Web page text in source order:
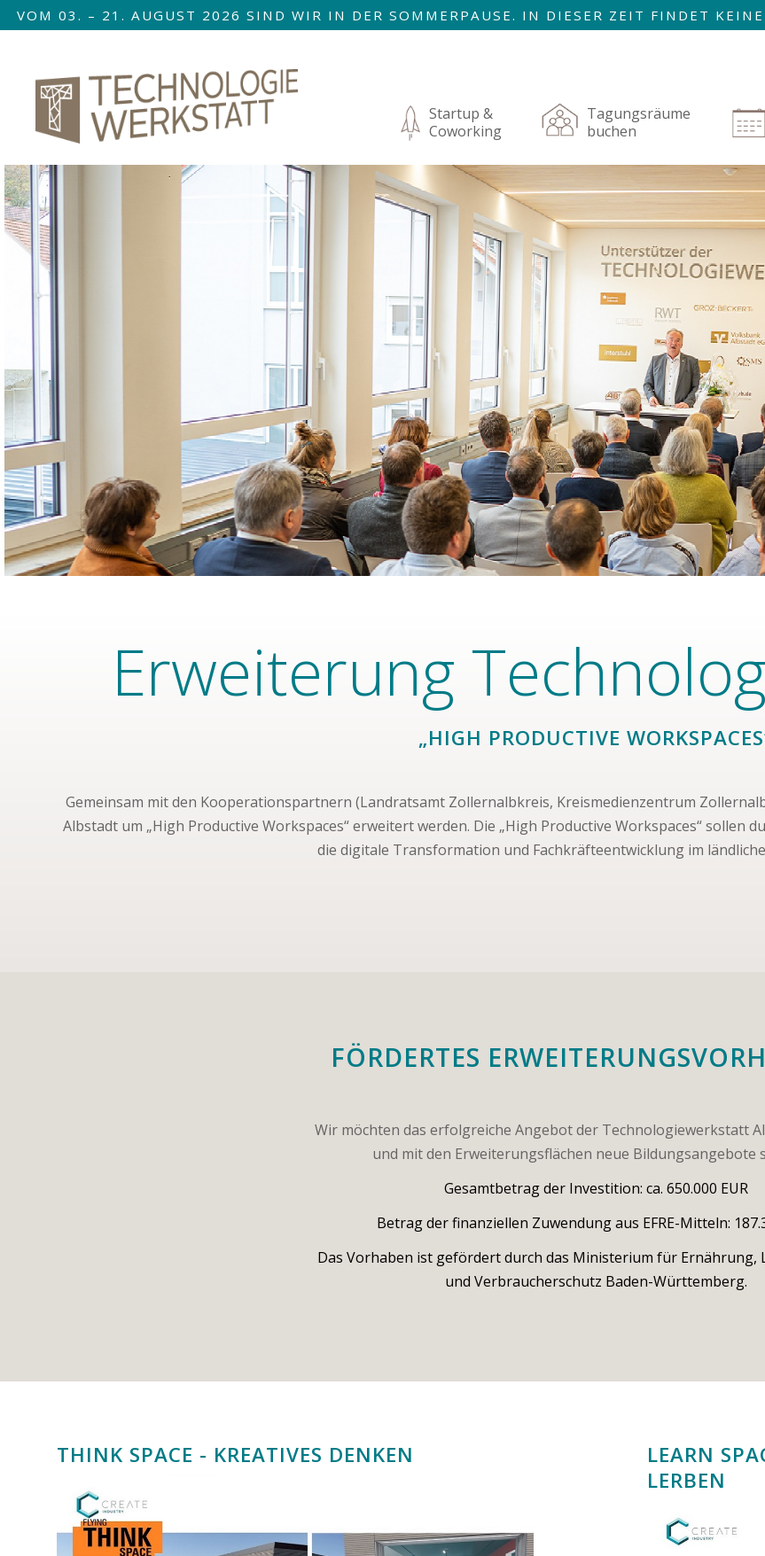
VOM 03. – 21. AUGUST 2026 SIND WIR IN DER SOMMERPAUSE. IN DIESER ZEIT FINDET
Startup &
Coworking
Tagungsräume
buchen
Erweiterung
„HIGH PRODUCTIVE
Gemeinsam mit den Kooperationspartnern (Landratsamt Zollernalbkreis, Kreismedienzentrum
Albstadt um „High Productive Workspaces“ erweitert werden. Die „High Productive Workspaces“
die digitale Transformation und Fachkräfteentwicklung im
FÖRDERTES
Wir möchten das erfolgreiche Angebot der Technologiewerkstatt
und mit den Erweiterungsflächen neue Bildungsangebote
Gesamtbetrag der Investition: ca. 650.000 EUR
Betrag der finanziellen Zuwendung aus EFRE-Mitteln:
Das Vorhaben ist gefördert durch das Ministerium für Ernährung,
und Verbraucherschutz Baden-Württemberg.
THINK SPACE - KREATIVES DENKEN
LEARN
LERBEN